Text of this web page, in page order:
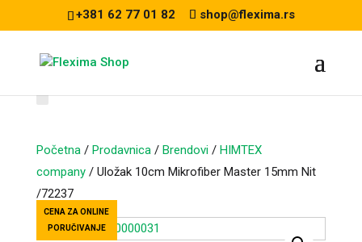
+381 62 77 01 82 shop@flexima.rs
Početna/ Prodavnica/ Brendovi/ HIMTEX
company/ Uložak 10cm Mikrofiber Master 15mm Nit
/72237
CENA ZA ONLINE
PORUČIVANJE